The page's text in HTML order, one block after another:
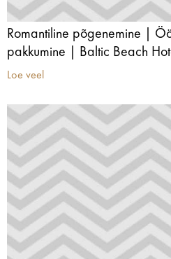
Romantiline põgenemine |
pakkumine | Baltic Beach
Loe veel